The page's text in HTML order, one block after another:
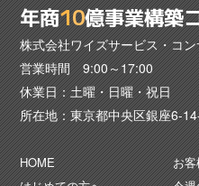
年商10億事業構築
株式会社ワイズサービス・コ
営業時間 9:00～17:00
休業日：土曜・日曜・祝日
所在地：東京都中央区銀座6-
HOME
お